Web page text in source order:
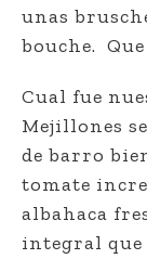
unas
bouche.
Cual fue
Mejillones
de barro
tomate
albahaca
integral que